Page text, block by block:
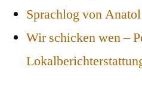
Sprachlog von
Wir schicken wen –